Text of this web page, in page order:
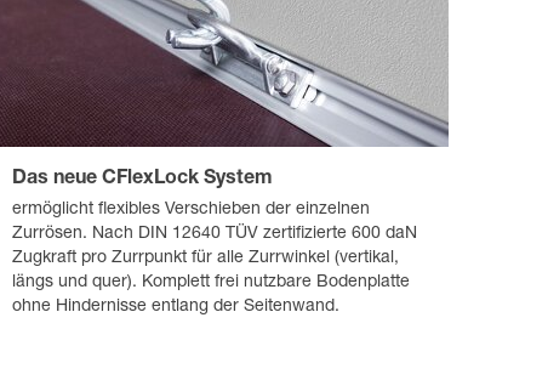
Das neue CFlexLock System
ermöglicht flexibles Verschieben der einzelnen
Zurrösen. Nach DIN 12640 TÜV zertifizierte 600 daN
Zugkraft pro Zurrpunkt für alle Zurrwinkel (vertikal,
längs und quer). Komplett frei nutzbare Bodenplatte
ohne Hindernisse entlang der Seitenwand.